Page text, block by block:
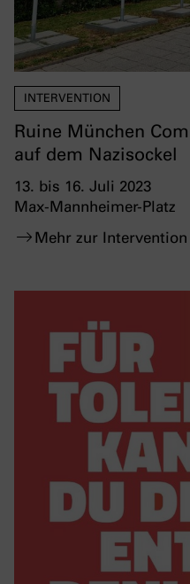
INTERVENTION
Ruine München
auf dem Nazisockel
13. bis 16. Juli 2023
Max-Mannheimer-Platz
Mehr zur Intervention